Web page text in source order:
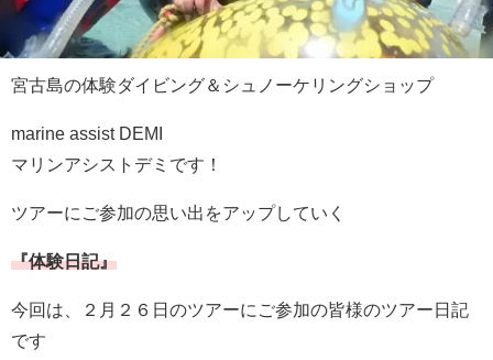
宮古島の体験ダイビング＆シュノーケリングショップ
marine assist DEMI
マリンアシストデミです！
ツアーにご参加の思い出をアップしていく
『体験日記』
今回は、２月２６日のツアーにご参加の皆様のツアー日記
です